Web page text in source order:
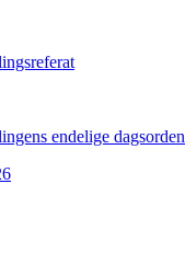
endelige dagsorden